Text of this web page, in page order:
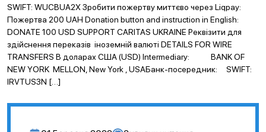
SWIFT: WUCBUA2X Зробити пожертву миттєво через Liqpay:
Пожертва 200 UAH Donation button and instruction in English:
DONATE 100 USD SUPPORT CARITAS UKRAINE Реквізити для
здійснення переказів іноземній валюті DETAILS FOR WIRE
TRANSFERS В доларах США (USD) Intermediary: BANK OF
NEW YORK MELLON, New York , USAБанк-посередник: SWIFT:
IRVTUS3N […]